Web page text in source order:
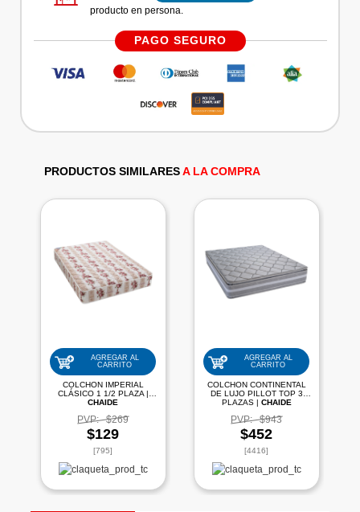
producto en persona.
PAGO SEGURO
PRODUCTOS SIMILARESA LA COMPRA
AGREGAR AL
CARRITO
COLCHON IMPERIAL
CLÁSICO 1 1/2 PLAZA |
CHAIDE
PVP: $269
$129
[795]
AGREGAR AL
CARRITO
COLCHON CONTINENTAL
DE LUJO PILLOT TOP 3
PLAZAS | CHAIDE
PVP: $943
$452
[4416]